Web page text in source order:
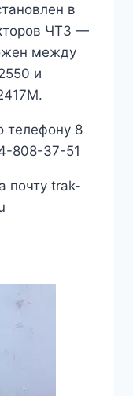
в
ЧТЗ —
между
и
телефону 8
808-37-51
почту trak-